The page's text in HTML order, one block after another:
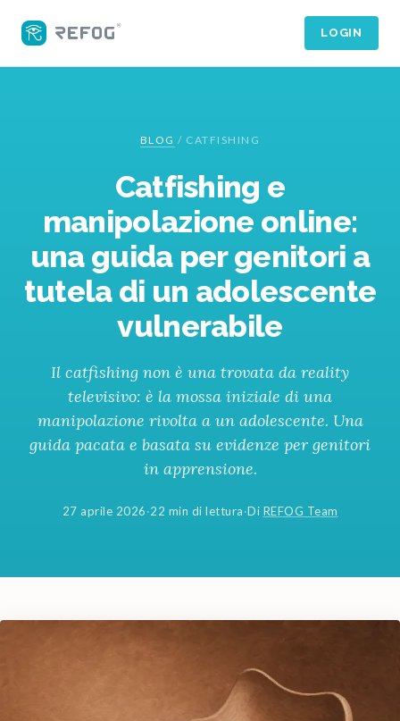
LOGIN
BLOG / CATFISHING
Catfishing e
manipolazione online:
una guida per genitori a
tutela di un adolescente
vulnerabile
Il catfishing non è una trovata da reality
televisivo: è la mossa iniziale di una
manipolazione rivolta a un adolescente. Una
guida pacata e basata su evidenze per genitori
in apprensione.
27 aprile 2026·22 min di lettura·Di REFOG Team